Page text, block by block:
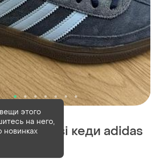
замшеві кеди adidas
этого
на него,
новинках